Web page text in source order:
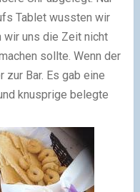
Tablet wussten wir
wir uns die Zeit nicht
sollte. Wenn der
zur Bar. Es gab eine
knusprige belegte